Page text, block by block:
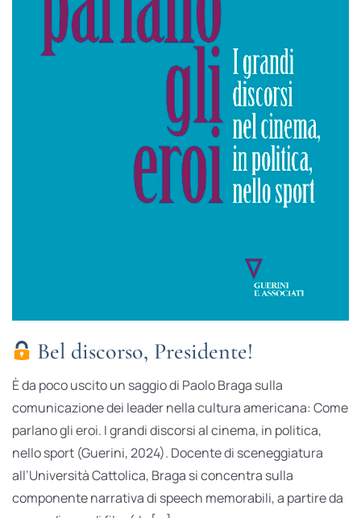
Bel discorso, Presidente!
È da poco uscito un saggio di Paolo Braga sulla
comunicazione dei leader nella cultura americana: Come
parlano gli eroi. I grandi discorsi al cinema, in politica,
nello sport (Guerini, 2024). Docente di sceneggiatura
all’Università Cattolica, Braga si concentra sulla
componente narrativa di speech memorabili, a partire da